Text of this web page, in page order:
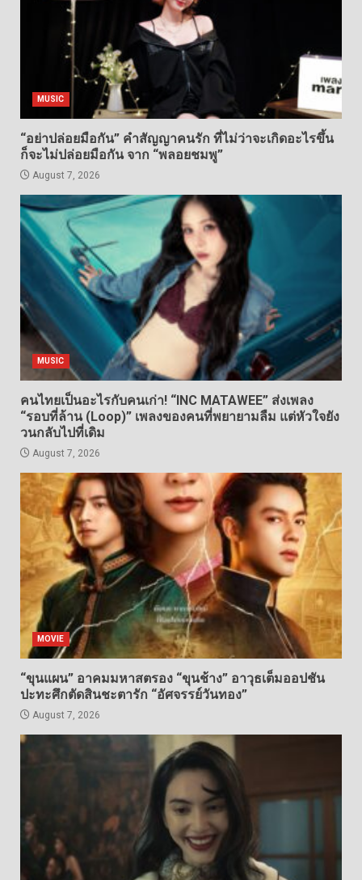
MUSIC
“อย่าปล่อยมือกัน” คำสัญญาคนรัก ที่ไม่ว่าจะเกิดอะไรขึ้น
ก็จะไม่ปล่อยมือกัน จาก “พลอยชมพู”
August 7, 2026
MUSIC
คนไทยเป็นอะไรกับคนเก่า! “INC MATAWEE” ส่งเพลง
“รอบที่ล้าน (Loop)” เพลงของคนที่พยายามลืม แต่หัวใจยัง
วนกลับไปที่เดิม
August 7, 2026
MOVIE
“ขุนแผน” อาคมมหาสตรอง “ขุนช้าง” อาวุธเต็มออปชัน
ปะทะศึกตัดสินชะตารัก “อัศจรรย์วันทอง”
August 7, 2026